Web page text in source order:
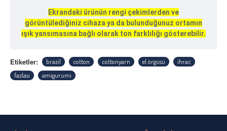
Ekrandaki ürünün rengi çekimlerden ve
görüntülediğiniz cihaza ya da bulunduğunuz ortamın
ışık yansımasına bağlı olarak ton farklılığı gösterebilir.
Etiketler: brazil cotton cottonyarn el örgüsü
ihrac
fazlası
amigurumi